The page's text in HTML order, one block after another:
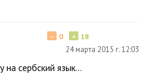
+ 18
− 0
24 марта 2015 г. 12:03
на сербский язык…